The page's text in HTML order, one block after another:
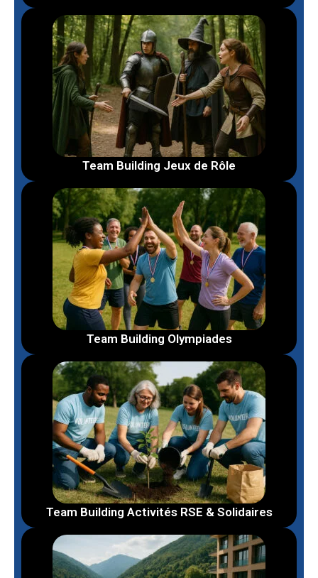
Team Building Jeux de Rôle
Team Building Olympiades
Team Building Activités RSE & Solidaires